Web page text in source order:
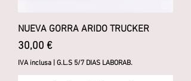
NUEVA GORRA ARIDO TRUCKER
Prezzo
30,00 €
IVA inclusa G.L.S 5/7 DIAS LABORAB.